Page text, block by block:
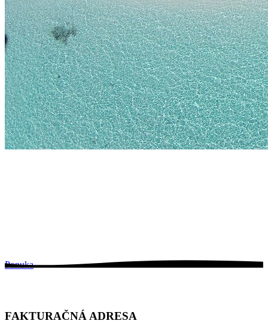
Ponuka
FAKTURAČNÁ ADRESA